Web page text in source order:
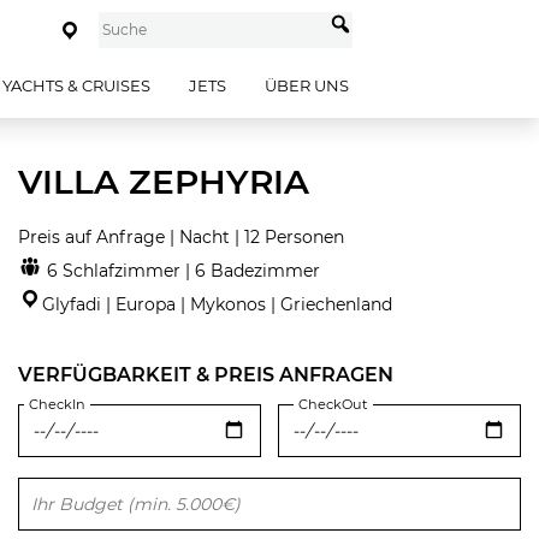
YACHTS & CRUISES JETS ÜBER UNS
VILLA ZEPHYRIA
Preis auf Anfrage | Nacht | 12 Personen
6 Schlafzimmer | 6 Badezimmer
Glyfadi | Europa | Mykonos | Griechenland
VERFÜGBARKEIT & PREIS ANFRAGEN
CheckIn CheckOut
Bitte lasse dieses Feld leer.